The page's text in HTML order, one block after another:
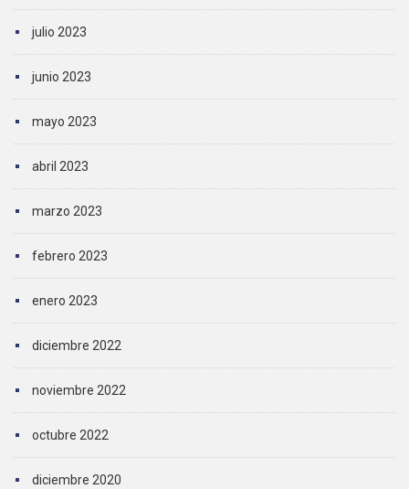
julio 2023
junio 2023
mayo 2023
abril 2023
marzo 2023
febrero 2023
enero 2023
diciembre 2022
noviembre 2022
octubre 2022
diciembre 2020